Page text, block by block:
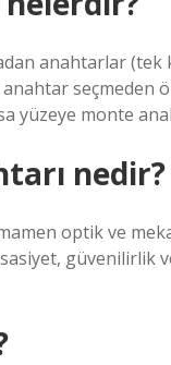
anahtarlar
seçmeden
yüzeye monte
nedir?
optik ve
güvenilirlik